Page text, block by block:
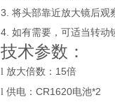
3. 将头部靠近放大镜后观
4. 如有需要，可适当转动
技术参数：
l 放大倍数： 15倍
l 供电： CR1620电池*2